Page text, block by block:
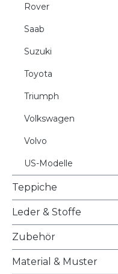
Rover
Saab
Suzuki
Toyota
Triumph
Volkswagen
Volvo
US-Modelle
Teppiche
Leder & Stoffe
Zubehör
Material & Muster